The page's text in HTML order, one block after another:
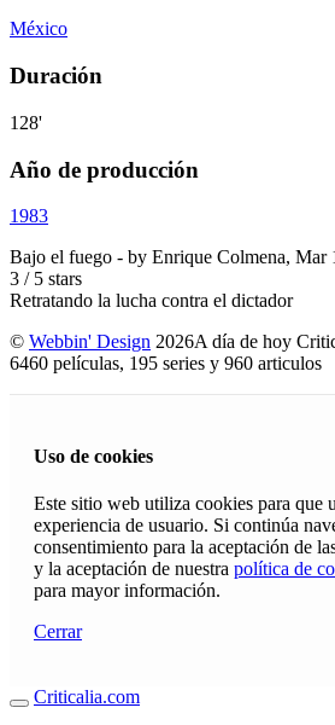
México
Duración
128'
Año de producción
1983
Bajo el fuego - by Enrique Colmena, Mar
3 / 5 stars
Retratando la lucha contra el dictador
© Webbin' Design 2026A día de hoy
6460 películas, 195 series y 960 articulos
Uso de cookies
Este sitio web utiliza cookies para que
experiencia de usuario. Si continúa
consentimiento para la aceptación de
y la aceptación de nuestra política de
para mayor información.
Cerrar
Criticalia.com